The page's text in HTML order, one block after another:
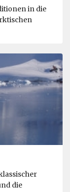
in die
die